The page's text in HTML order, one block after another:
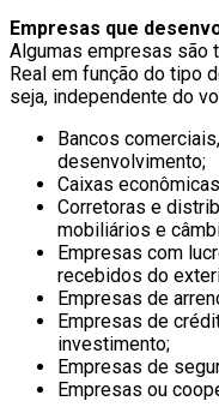
Empresas que
Algumas empresas são
Real em função do tipo
seja, independente do
Bancos
desenvolvimento;
Caixas
Corretoras e
mobiliários e
Empresas com
recebidos do
Empresas de
Empresas de
investimento;
Empresas de
Empresas ou